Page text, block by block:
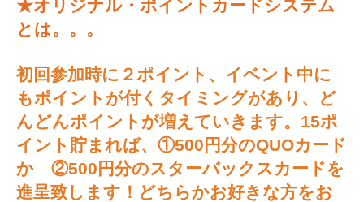
★オリジナル・ポイントカードシステム
とは。。。
初回参加時に２ポイント、イベント中に
もポイントが付くタイミングがあり、ど
んどんポイントが増えていきます。15ポ
イント貯まれば、①500円分のQUOカード
か ②500円分のスターバックスカードを
進呈致します！どちらかお好きな方をお